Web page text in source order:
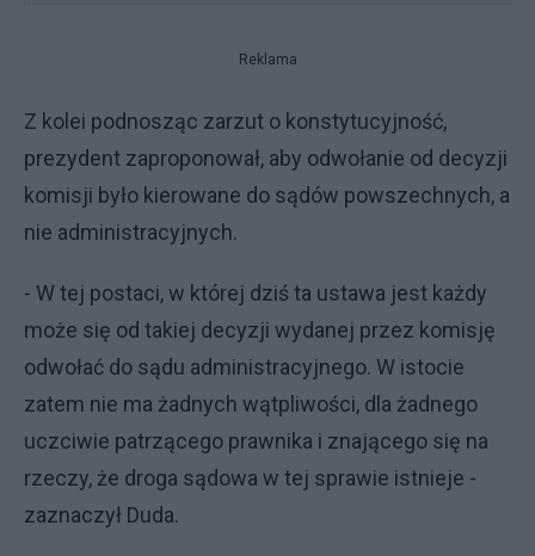
Reklama
Z kolei podnosząc zarzut o konstytucyjność,
prezydent zaproponował, aby odwołanie od decyzji
komisji było kierowane do sądów powszechnych, a
nie administracyjnych.
- W tej postaci, w której dziś ta ustawa jest każdy
może się od takiej decyzji wydanej przez komisję
odwołać do sądu administracyjnego. W istocie
zatem nie ma żadnych wątpliwości, dla żadnego
uczciwie patrzącego prawnika i znającego się na
rzeczy, że droga sądowa w tej sprawie istnieje -
zaznaczył Duda.